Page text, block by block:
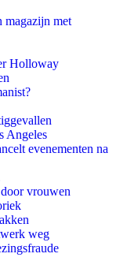
magazijn met
Holloway
Angeles
evenementen na
vrouwen
weg